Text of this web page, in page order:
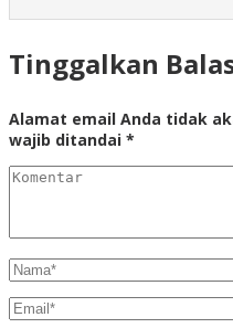
Tinggalkan
Alamat email Anda tidak
wajib ditandai *